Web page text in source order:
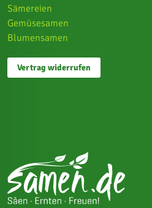
Sämereien
Gemüsesamen
Blumensamen
Vertrag widerrufen